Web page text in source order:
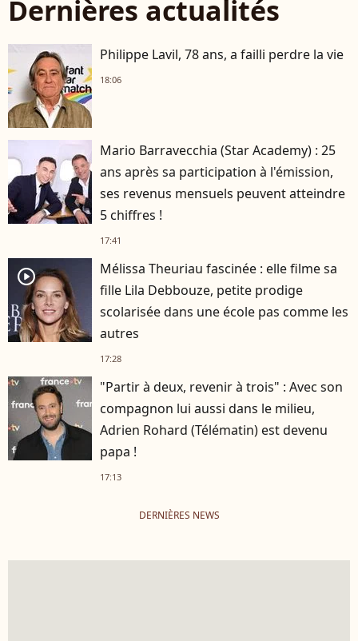
Dernières actualités
Philippe Lavil, 78 ans, a failli perdre la vie
18:06
Mario Barravecchia (Star Academy) : 25
ans après sa participation à l'émission,
ses revenus mensuels peuvent atteindre
5 chiffres !
17:41
player2
Mélissa Theuriau fascinée : elle filme sa
fille Lila Debbouze, petite prodige
scolarisée dans une école pas comme les
autres
17:28
"Partir à deux, revenir à trois" : Avec son
compagnon lui aussi dans le milieu,
Adrien Rohard (Télématin) est devenu
papa !
17:13
DERNIÈRES NEWS